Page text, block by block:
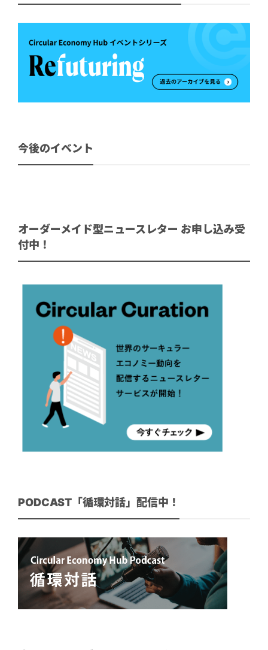
今後のイベント
オーダーメイド型ニュースレター お申し込み受
付中！
PODCAST「循環対話」配信中！